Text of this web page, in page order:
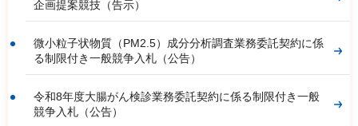
企画提案競技（告示）
微小粒子状物質（PM2.5）成分分析調査業務委託契約に係
る制限付き一般競争入札（公告）
令和8年度大腸がん検診業務委託契約に係る制限付き一般
競争入札（公告）